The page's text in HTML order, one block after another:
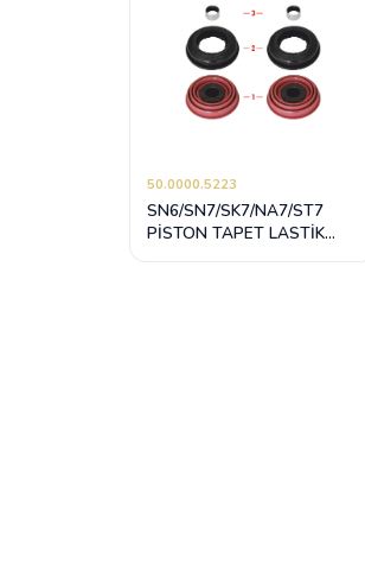
50.0000.5223
SN6/SN7/SK7/NA7/ST7
PİSTON TAPET LASTİK